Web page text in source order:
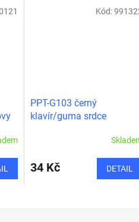
PPT-G103 černý
klavír/guma srdce
34 Kč DETAIL
Kód: